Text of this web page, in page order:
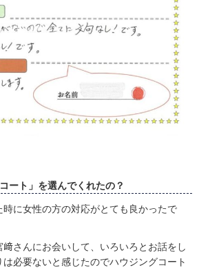
ート」を選んでくれたの？
に女性の方の対応がとても良かったで
さんにお会いして、いろいろとお話をし
必要ないと感じたのでハウジングコート